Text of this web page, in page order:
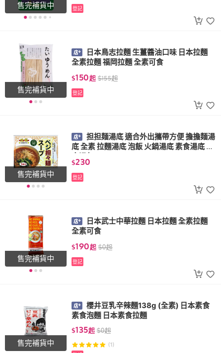
售完補貨中 登記
售完補貨中
日本鳥志拉麵 生薑醬油口味 日本拉麵
全素拉麵 福岡拉麵 全素可食
$150起 $155起
登記
售完補貨中
担担麺湯底 適合外出攜帶方便 擔擔麺湯
底 全素 拉麵湯底 泡飯 火鍋湯底 素食湯底 素
食湯包
$230
登記
售完補貨中
日本武士中華拉麵 日本拉麵 全素拉麵
全素可食
$190起 $0起
登記
售完補貨中
櫻井豆乳辛辣麵138g (全素) 日本素食
素食泡麵 日本素食拉麵
$135起 $0起
(1)